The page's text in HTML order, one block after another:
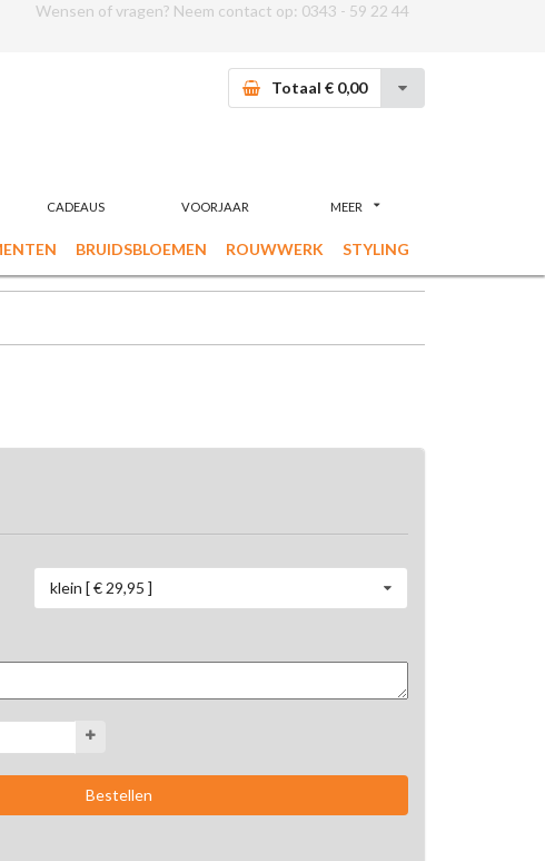
Wensen of vragen? Neem contact op: 0343 - 59 22 44
Totaal € 0,00
CADEAUS VOORJAAR MEER
BRUIDSBLOEMEN ROUWWERK STYLING
klein [ € 29,95 ]